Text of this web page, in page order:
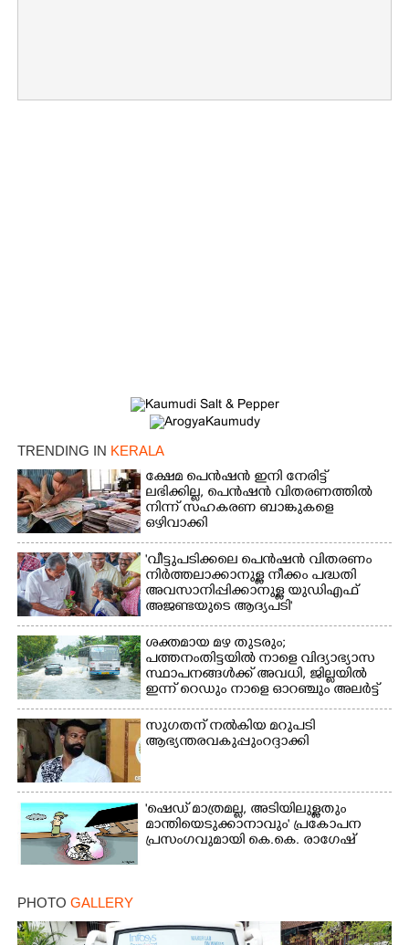
TRENDING IN KERALA
ക്ഷേമ പെൻഷൻ ഇനി നേരിട്ട്
ലഭിക്കില്ല,​ പെൻഷൻ വിതരണത്തിൽ
നിന്ന് സഹകരണ ബാങ്കുകളെ
ഒഴിവാക്കി
'വീട്ടുപടിക്കലെ പെൻഷൻ വിതരണം
നിർത്തലാക്കാനുള്ള നീക്കം പദ്ധതി
അവസാനിപ്പിക്കാനുള്ള യുഡിഎഫ്
അജണ്ടയുടെ ആദ്യപടി'
ശക്തമായ മഴ തുടരും;
പത്തനംതിട്ടയിൽ നാളെ വിദ്യാഭ്യാസ
സ്ഥാപനങ്ങൾക്ക് അവധി,​ ജില്ലയിൽ
ഇന്ന് റെ‌ഡും നാളെ ഓറഞ്ചും അലർട്ട്
സുഗതന് നൽകിയ മറുപടി
ആഭ്യന്തരവകുപ്പും റദ്ദാക്കി
'ഷെഡ് മാത്രമല്ല, അടിയിലുള്ളതും
മാന്തിയെടുക്കാനാവും' പ്രകോപന
പ്രസംഗവുമായി കെ.കെ. രാഗേഷ്
PHOTO GALLERY